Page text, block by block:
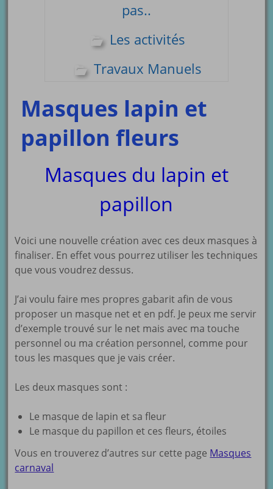
pas..
Les activités
Travaux Manuels
Masques lapin et
papillon fleurs
Masques du lapin et
papillon
Voici une nouvelle création avec ces deux masques à
finaliser. En effet vous pourrez utiliser les techniques
que vous voudrez dessus.
J’ai voulu faire mes propres gabarit afin de vous
proposer un masque net et en pdf. Je peux me servir
d’exemple trouvé sur le net mais avec ma touche
personnel ou ma création personnel, comme pour
tous les masques que je vais créer.
Les deux masques sont :
Le masque de lapin et sa fleur
Le masque du papillon et ces fleurs, étoiles
Vous en trouverez d’autres sur cette page Masques
carnaval